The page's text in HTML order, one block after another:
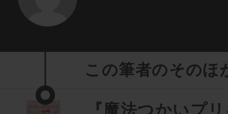
この筆者のそのほ
『魔法つかいプ